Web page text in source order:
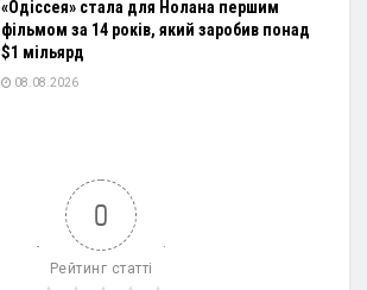
«Одіссея» стала для Нолана першим
фільмом за 14 років, який заробив понад
$1 мільярд
08.08.2026
0
Рейтинг статті